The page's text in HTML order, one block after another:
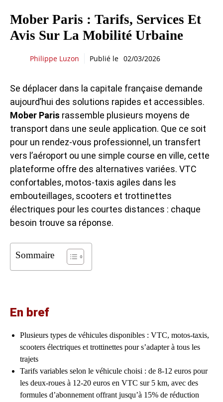
Mober Paris : Tarifs, Services Et
Avis Sur La Mobilité Urbaine
Philippe Luzon Publié le 02/03/2026
Se déplacer dans la capitale française demande
aujourd’hui des solutions rapides et accessibles.
Mober Paris rassemble plusieurs moyens de
transport dans une seule application. Que ce soit
pour un rendez-vous professionnel, un transfert
vers l’aéroport ou une simple course en ville, cette
plateforme offre des alternatives variées. VTC
confortables, motos-taxis agiles dans les
embouteillages, scooters et trottinettes
électriques pour les courtes distances : chaque
besoin trouve sa réponse.
Sommaire
En bref
Plusieurs types de véhicules disponibles : VTC, motos-taxis,
scooters électriques et trottinettes pour s’adapter à tous les
trajets
Tarifs variables selon le véhicule choisi : de 8-12 euros pour
les deux-roues à 12-20 euros en VTC sur 5 km, avec des
formules d’abonnement offrant jusqu’à 15% de réduction